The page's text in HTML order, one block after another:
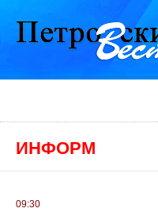
ИНФОРМ
09:30